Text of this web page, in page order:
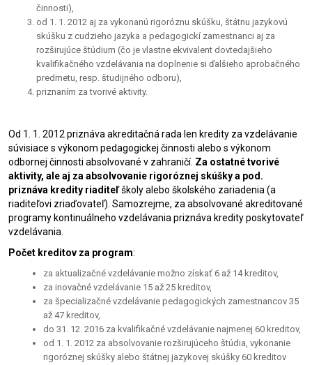
činnosti),
od 1. 1. 2012 aj za vykonanú rigoróznu skúšku, štátnu jazykovú
skúšku z cudzieho jazyka a pedagogickí zamestnanci aj za
rozširujúce štúdium (čo je vlastne ekvivalent dovtedajšieho
kvalifikačného vzdelávania na doplnenie si ďalšieho aprobačného
predmetu, resp. študijného odboru),
priznaním za tvorivé aktivity.
Od 1. 1. 2012 priznáva akreditačná rada len kredity za vzdelávanie
súvisiace s výkonom pedagogickej činnosti alebo s výkonom
odbornej činnosti absolvované v zahraničí. Za ostatné tvorivé
aktivity, ale aj za absolvovanie rigoróznej skúšky a pod.
priznáva kredity riaditeľškoly alebo školského zariadenia (a
riaditeľovi zriaďovateľ). Samozrejme, za absolvované akreditované
programy kontinuálneho vzdelávania priznáva kredity poskytovateľ
vzdelávania.
Počet kreditov za program:
za aktualizačné vzdelávanie možno získať 6 až 14 kreditov,
za inovačné vzdelávanie 15 až 25 kreditov,
za špecializačné vzdelávanie pedagogických zamestnancov 35
až 47 kreditov,
do 31. 12. 2016 za kvalifikačné vzdelávanie najmenej 60 kreditov,
od 1. 1. 2012 za absolvovanie rozširujúceho štúdia, vykonanie
rigoróznej skúšky alebo štátnej jazykovej skúšky 60 kreditov